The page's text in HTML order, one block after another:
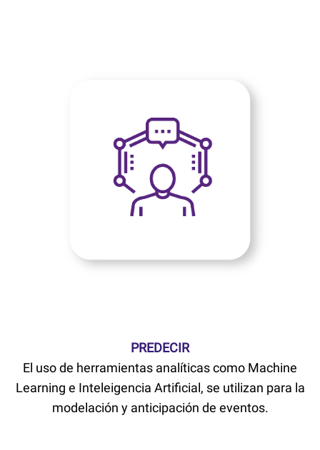
PREDECIR
El uso de herramientas analíticas como Machine
Learning e Inteleigencia Artificial, se utilizan para la
modelación y anticipación de eventos.